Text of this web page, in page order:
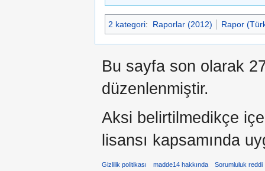
2 kategori: Raporlar (2012) Rapor
Bu sayfa son olarak
düzenlenmiştir.
Aksi belirtilmedikçe
lisansı kapsamında
Gizlilik politikası madde14 hakkında Sorumluluk reddi